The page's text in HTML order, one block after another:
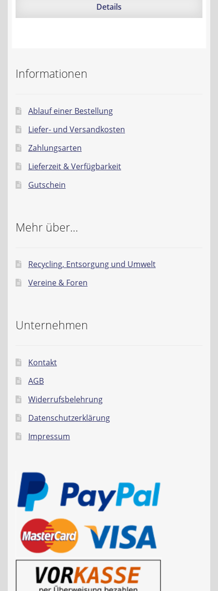
Details
Informationen
Ablauf einer Bestellung
Liefer- und Versandkosten
Zahlungsarten
Lieferzeit & Verfügbarkeit
Gutschein
Mehr über…
Recycling, Entsorgung und Umwelt
Vereine & Foren
Unternehmen
Kontakt
AGB
Widerrufsbelehrung
Datenschutzerklärung
Impressum